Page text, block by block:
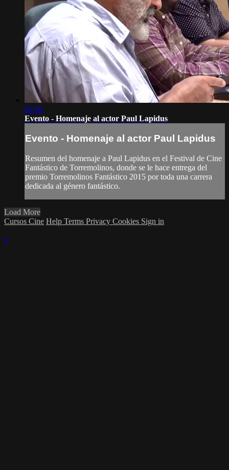
02:00
Evento - Homenaje al actor Paul Lapidus
Evento - Homenaje al actor Paul Lapidus
Resumen del homenaje a Paul Lapidus en el Festival de Cine
Fantástico de Torremolinos, donde se le hace entrega del
premio Torremolinos Fantástico 2015 por toda una carrera
dedicada al género fantástico.
Load More
Cursos Cine Help Terms Privacy Cookies Sign in
×